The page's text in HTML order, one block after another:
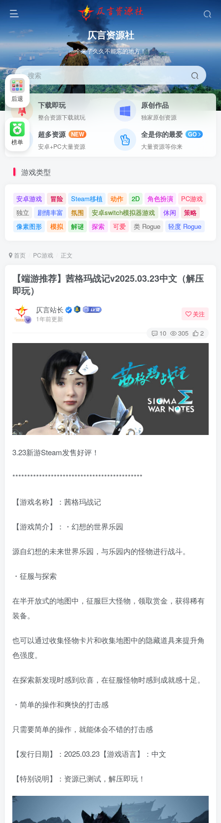
仄言资源社
一个来了久久不能忘的地方！！
搜索
下载即玩
整合资源下载就玩
原创作品
独家原创资源
超多资源
NEW
安卓+PC大量资源
全是你的最爱
GO
大量资源等你来
游戏类型
安卓游戏 冒险 Steam移植 动作 2D 角色扮演
PC游戏
独立
剧情丰富 氛围 安卓switch模拟器游戏 休闲
策略
像素图形
模拟 解谜 探索 可爱 类 Rogue 轻度 Rogue
首页 PC游戏 正文
【端游推荐】茜格玛战记v2025.03.23中文（解压
即玩）
仄言站长
1年前更新
关注
10 305 2
3.23新游Steam发售好评！
********************************************
【游戏名称】：茜格玛战记
【游戏简介】：・幻想的世界乐园
源自幻想的未来世界乐园，与乐园内的怪物进行战斗。
・征服与探索
在半开放式的地图中，征服巨大怪物，领取赏金，获得稀有
装备。
也可以通过收集怪物卡片和收集地图中的隐藏道具来提升角
色强度。
在探索新发现时感到欣喜，在征服怪物时感到成就感十足。
・简单的操作和爽快的打击感
只需要简单的操作，就能体会不错的打击感
【发行日期】：2025.03.23【游戏语言】：中文
【特别说明】：资源已测试，解压即玩！
后退
榜单